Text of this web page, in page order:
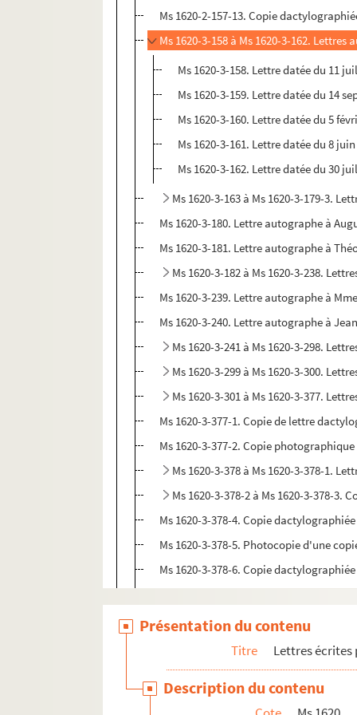
Ms 1620-2-157-13. Copie
Ms 1620-3-158 à Ms 1620-3-162.
Ms 1620-3-158. Lettre datée du 11
Ms 1620-3-159. Lettre datée du 14
Ms 1620-3-160. Lettre datée du 5
Ms 1620-3-161. Lettre datée du 8
Ms 1620-3-162. Lettre datée du 30
Ms 1620-3-163 à Ms 1620-3-179-3.
Ms 1620-3-180. Lettre autographe à
Ms 1620-3-181. Lettre autographe à
Ms 1620-3-182 à Ms 1620-3-238.
Ms 1620-3-239. Lettre autographe à
Ms 1620-3-240. Lettre autographe à
Ms 1620-3-241 à Ms 1620-3-298.
Ms 1620-3-299 à Ms 1620-3-300.
Ms 1620-3-301 à Ms 1620-3-377.
Ms 1620-3-377-1. Copie de lettre
Ms 1620-3-377-2. Copie
Ms 1620-3-378 à Ms 1620-3-378-1.
Ms 1620-3-378-2 à Ms 1620-3-378-3.
Ms 1620-3-378-4. Copie
Ms 1620-3-378-5. Photocopie d'une
Ms 1620-3-378-6. Copie
Ms 1620-3-378-8. Copie
Ms 1620-3-378-9. Copie
Ms 1620-4-379 à Ms 1620-4-380.
Ms 1620-4-381. Lettre autographe à
Présentation du contenu
Titre Lettres écrites
Description du contenu